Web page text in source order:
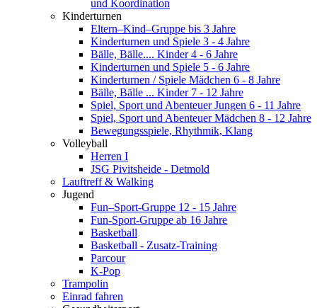
und Koordination
Kinderturnen
Eltern–Kind–Gruppe bis 3 Jahre
Kinderturnen und Spiele 3 - 4 Jahre
Bälle, Bälle.... Kinder 4 - 6 Jahre
Kinderturnen und Spiele 5 - 6 Jahre
Kinderturnen / Spiele Mädchen 6 - 8 Jahre
Bälle, Bälle ... Kinder 7 - 12 Jahre
Spiel, Sport und Abenteuer Jungen 6 - 11 Jahre
Spiel, Sport und Abenteuer Mädchen 8 - 12 Jahre
Bewegungsspiele, Rhythmik, Klang
Volleyball
Herren I
JSG Pivitsheide - Detmold
Lauftreff & Walking
Jugend
Fun–Sport-Gruppe 12 - 15 Jahre
Fun-Sport-Gruppe ab 16 Jahre
Basketball
Basketball - Zusatz-Training
Parcour
K-Pop
Trampolin
Einrad fahren